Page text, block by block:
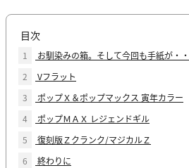
目次
1
お馴染みの箱。そして今回も手紙が・・
2
Vフラット
3
ポップＸ＆ポップマックス 寅年カラー
4
ポップＭＡＸ レジェンドギル
5
復刻版Ｚクランク/マジカルＺ
6
終わりに